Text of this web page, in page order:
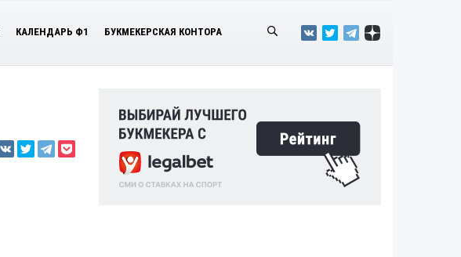
КАЛЕНДАРЬ Ф1 БУКМЕКЕРСКАЯ КОНТОРА